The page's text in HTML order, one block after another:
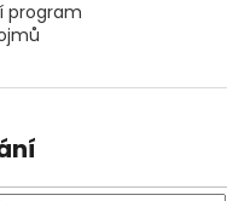
program